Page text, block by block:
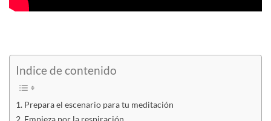
Indice de contenido
1. Prepara el escenario para tu meditación
2. Empieza por la respiración